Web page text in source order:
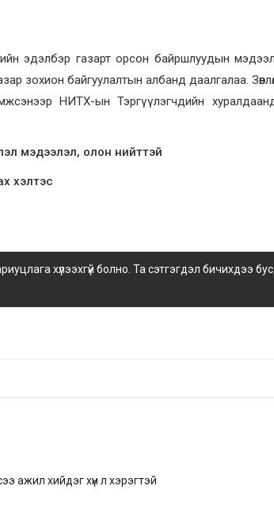
эдэлбэр газарт орсон байршлуудын
зохион байгуулалтын албанд даалгалаа.
НИТХ-ын Тэргүүлэгчдийн
мэдээлэл, олон нийттэй
хэлтэс
хүлээхгүй болно. Та сэтгэгдэл бичихдээ
ажил хийдэг хүн л хэрэгтэй